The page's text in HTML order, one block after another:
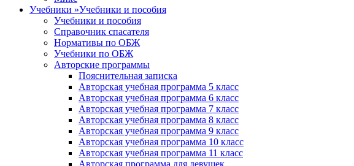
Учебники »Учебники и пособия
Учебники и пособия
Справочник спасателя
Нормативы по ОБЖ
Учебники по ОБЖ
Авторские программы
Пояснительная записка
Авторская учебная программа 5 класс
Авторская учебная программа 6 класс
Авторская учебная программа 7 класс
Авторская учебная программа 8 класс
Авторская учебная программа 9 класс
Авторская учебная программа 10 класс
Авторская учебная программа 11 класс
Авторская программа для девушек